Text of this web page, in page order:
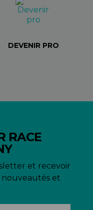
DEVENIR PRO
RACE
et recevoir
nouveautés et